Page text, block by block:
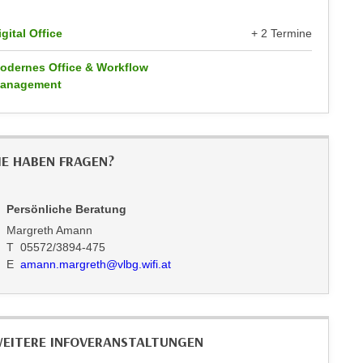
Office + 2 Termine
Office & Workflow
HABEN FRAGEN?
Persönliche Beratung
Margreth Amann
T 05572/3894-475
E amann.margreth@vlbg.wifi.at
INFOVERANSTALTUNGEN